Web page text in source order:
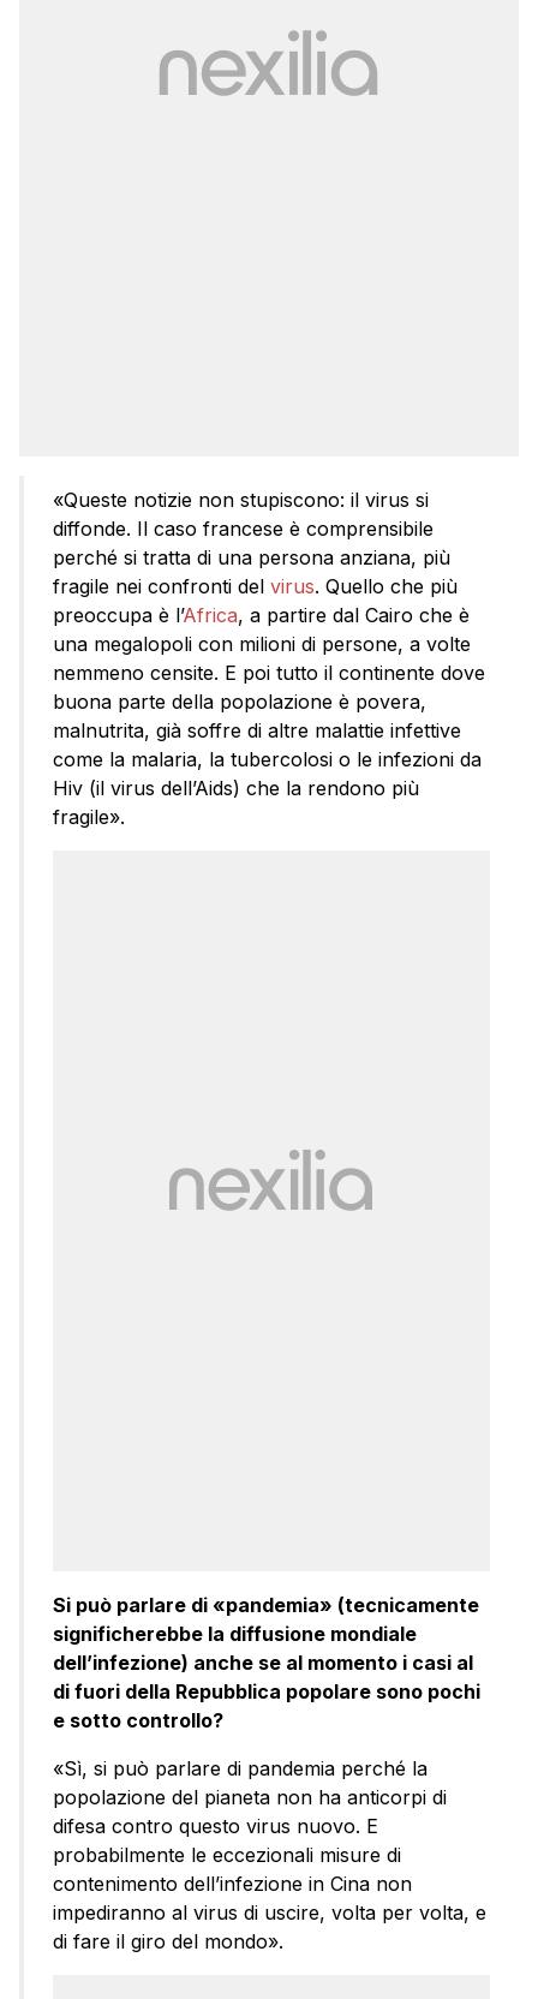
«Queste notizie non stupiscono: il virus si
diffonde. Il caso francese è comprensibile
perché si tratta di una persona anziana, più
fragile nei confronti del virus. Quello che più
preoccupa è l’Africa, a partire dal Cairo che è
una megalopoli con milioni di persone, a volte
nemmeno censite. E poi tutto il continente dove
buona parte della popolazione è povera,
malnutrita, già soffre di altre malattie infettive
come la malaria, la tubercolosi o le infezioni da
Hiv (il virus dell’Aids) che la rendono più
fragile».
Si può parlare di «pandemia» (tecnicamente
significherebbe la diffusione mondiale
dell’infezione) anche se al momento i casi al
di fuori della Repubblica popolare sono pochi
e sotto controllo?
«Sì, si può parlare di pandemia perché la
popolazione del pianeta non ha anticorpi di
difesa contro questo virus nuovo. E
probabilmente le eccezionali misure di
contenimento dell’infezione in Cina non
impediranno al virus di uscire, volta per volta, e
di fare il giro del mondo».